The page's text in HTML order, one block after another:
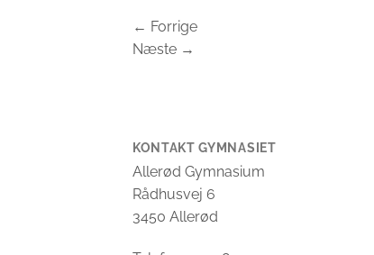
← Forrige
Næste →
KONTAKT GYMNASIET
Allerød Gymnasium
Rådhusvej 6
3450 Allerød